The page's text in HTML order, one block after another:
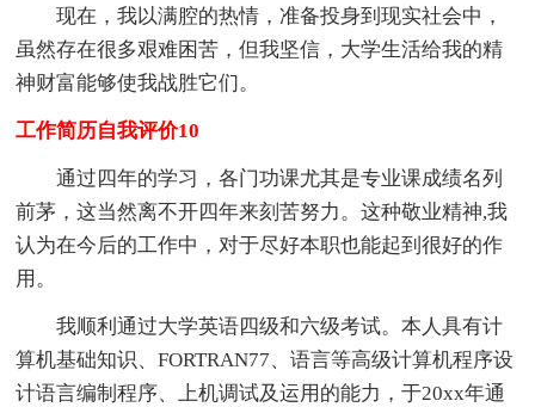
现在，我以满腔的热情，准备投身到现实社会中，
虽然存在很多艰难困苦，但我坚信，大学生活给我的精
神财富能够使我战胜它们。
工作简历自我评价10
通过四年的学习，各门功课尤其是专业课成绩名列
前茅，这当然离不开四年来刻苦努力。这种敬业精神,我
认为在今后的工作中，对于尽好本职也能起到很好的作
用。
我顺利通过大学英语四级和六级考试。本人具有计
算机基础知识、FORTRAN77、语言等高级计算机程序设
计语言编制程序、上机调试及运用的能力，于20xx年通